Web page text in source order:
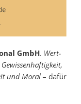
GmbH. Wert­
und Moral – dafür